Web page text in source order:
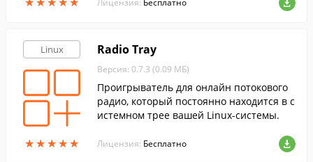
Лицензия: Бесплатно
Linux
★★★★★
★★★★★
Radio Tray
Версия: 0.7.3 (0.09 МБ)
Проигрыватель для онлайн потокового
радио, который постоянно находится в с
истемном трее вашей Linux-системы.
Лицензия: Бесплатно